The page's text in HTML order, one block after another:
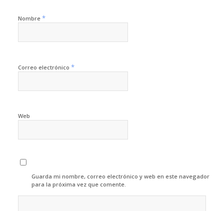
Nombre *
Correo electrónico *
Web
Guarda mi nombre, correo electrónico y web en este navegador
para la próxima vez que comente.